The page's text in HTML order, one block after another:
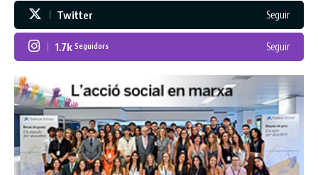
Twitter Seguir
1.7k Seguidors Seguir